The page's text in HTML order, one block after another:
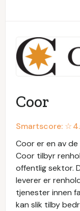
Coor
Smartscore: ☆
Coor er en av
Coor tilbyr
offentlig sektor.
leverer er
tjenester innen
kan slik tilby